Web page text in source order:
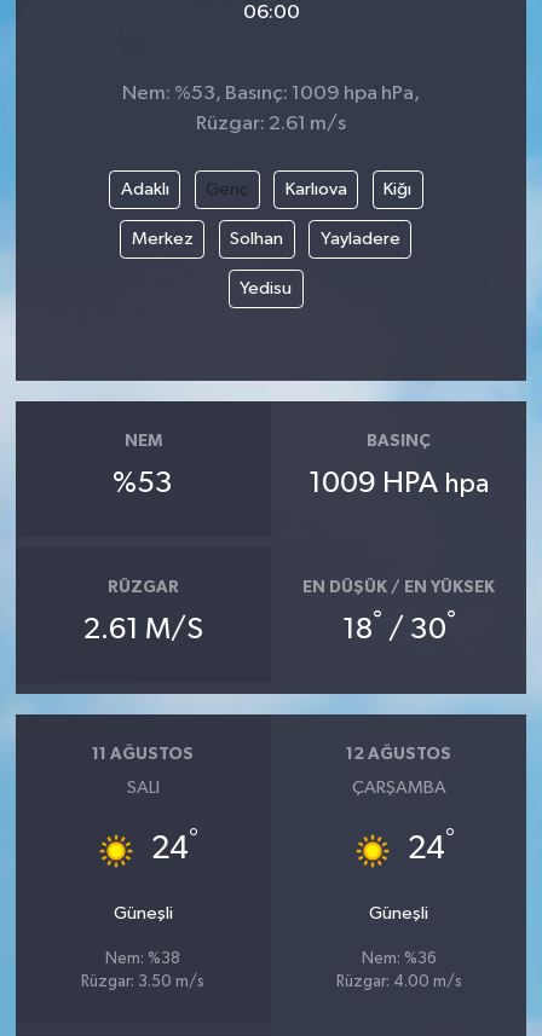
06:00
Nem: %53, Basınç: 1009 hpa hPa,
Rüzgar: 2.61 m/s
Adaklı Genç Karlıova Kiğı
Merkez Solhan Yayladere
Yedisu
NEM
%53
BASINÇ
1009 HPA hpa
RÜZGAR
2.61 M/S
EN DÜŞÜK / EN YÜKSEK
18° / 30°
11 AĞUSTOS
SALI
24°
Güneşli
Nem: %38
Rüzgar: 3.50 m/s
12 AĞUSTOS
ÇARŞAMBA
24°
Güneşli
Nem: %36
Rüzgar: 4.00 m/s